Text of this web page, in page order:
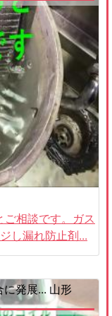
ご相談です。ガス
し漏れ防止剤...
発展... 山形